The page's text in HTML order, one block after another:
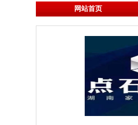
网站首页